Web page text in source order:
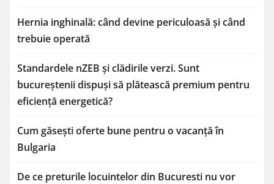
Hernia inghinală: când devine periculoasă și când
trebuie operată
Standardele nZEB și clădirile verzi. Sunt
bucureștenii dispuși să plătească premium pentru
eficiență energetică?
Cum găsești oferte bune pentru o vacanță în
Bulgaria
De ce preturile locuintelor din Bucuresti nu vor